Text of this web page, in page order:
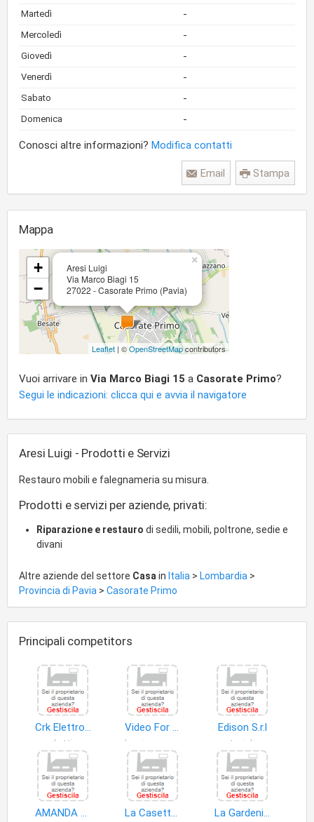
Martedì -
Mercoledì -
Giovedì -
Venerdì -
Sabato -
Domenica -
Conosci altre informazioni? Modifica contatti
Stampa
Email
Mappa
Aresi Luigi
Via Marco Biagi 15
27022 - Casorate Primo (Pavia)
×
+
−
Leaflet | ©OpenStreetMapcontributors
Vuoi arrivare in Via Marco Biagi 15 a Casorate Primo?
Segui le indicazioni: clicca qui e avvia il navigatore
Aresi Luigi - Prodotti e Servizi
Restauro mobili e falegnameria su misura.
Prodotti e servizi per aziende, privati:
Riparazione e restauro di sedili, mobili, poltrone, sedie e
divani
Altre aziende del settore Casa in Italia > Lombardia >
Provincia di Pavia > Casorate Primo
Principali competitors
Crk Elettronica di Paolo Chiarakul
Video For You di Manfredi Simona
Edison S.r.l
AMANDA PRINI FLORAL DESIGNER
La Casetta di Rosi di Pisoni Rosangela
La Gardenia di Sacchi Silvia